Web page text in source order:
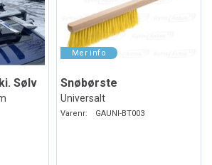
Sølv Snøbørste
Universalt
Varenr: GAUNI-BT003